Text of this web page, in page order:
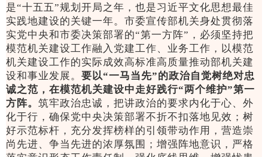
是“十五五”规划开局之年，也是习近平文化思想最佳
实践地建设的关键一年。市委宣传部机关身处贯彻落
实党中央和市委决策部署的“第一方阵”，必须坚持把
模范机关建设工作融入党建工作、业务工作，以模范
机关建设工作的实际成效高标准高质量推动部机关建
设和事业发展。 要以“一马当先”的政治自觉树绝对忠
诚之范，在模范机关建设中走好践行“两个维护”第一
方阵。 筑牢政治忠诚，把讲政治的要求内化于心、外
化于行，确保党中央决策部署不折不扣落地见效；树
好示范标杆，充分发挥榜样的引领带动作用，营造崇
尚先进、争当先进的浓厚氛围；增强阵地意识，严格